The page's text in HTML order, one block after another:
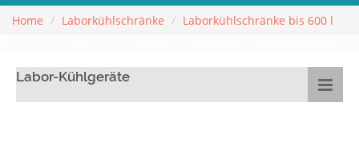
Home Laborkühlschränke Laborkühlschränke bis 600 l
Labor-Kühlgeräte